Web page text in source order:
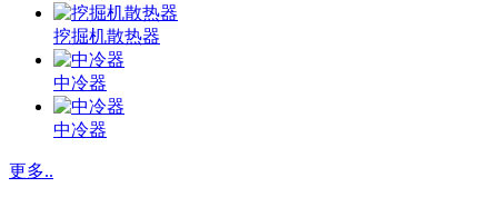
挖掘机散热器
中冷器
中冷器
更多..